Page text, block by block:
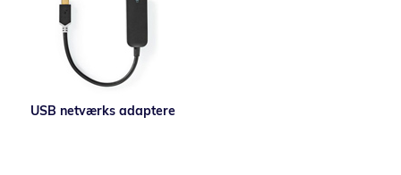
USB netværks adaptere